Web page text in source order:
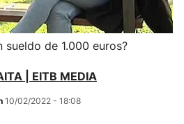
sueldo de 1.000 euros?
| EITB MEDIA
10/02/2022 - 18:08